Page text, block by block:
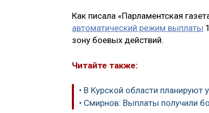
Как писала «Парламентская
автоматический режим выплаты
зону боевых действий.
Читайте также:
• В Курской области
• Смирнов: Выплаты получили